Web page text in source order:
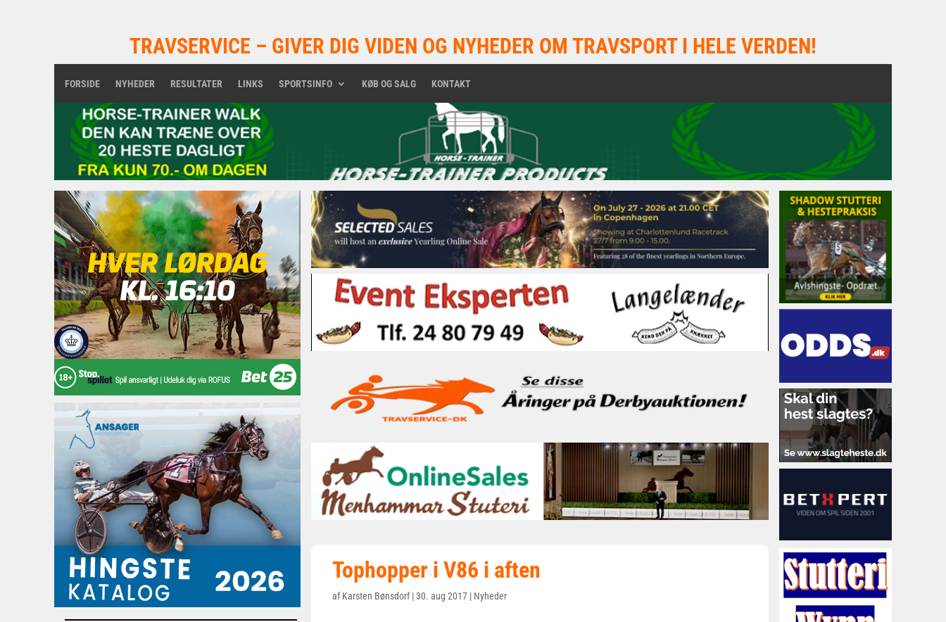
TRAVSERVICE – GIVER DIG VIDEN OG NYHEDER OM TRAVSPORT I HELE VERDEN!
FORSIDE NYHEDER RESULTATER LINKS SPORTSINFO KØB OG SALG KONTAKT
Tophopper i V86 i aften
afKarsten Bønsdorf|30. aug 2017 | Nyheder